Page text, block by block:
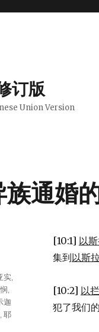
订版
Union Version
通婚
[10:1] 以
集到以斯拉
[10:2] 以拦
犯了我们
实
迦
,耶